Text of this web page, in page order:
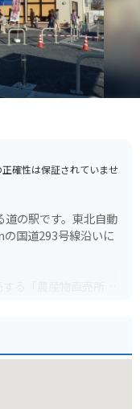
確性は保証されていませ
道の駅です。東北自動
国道293号線沿いに
る「農産物直売所」
やうどん、ラーメン